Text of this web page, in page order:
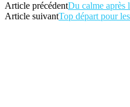
Article précédentDu calme après
Article suivantTop départ pour